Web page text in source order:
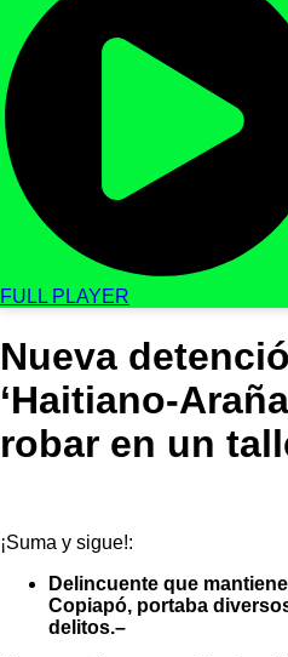
FULL PLAYER
Nueva
‘Haitiano-
robar en un
¡Suma y sigue!:
Delincuente que
Copiapó, portaba
delitos.–